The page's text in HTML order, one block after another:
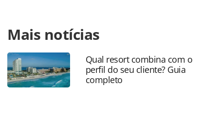
https://www.panrotas.com.br/aviacao/aeroportos/2020/
galeao-tera-reducao-de-90-no-total-de-voos_172266.html
ou as ferramentas oferecidas na página. Todo o conteúdo
produzido pela PANROTAS Editora é protegido pela
legislação brasileira sobre direito autoral. Não reproduza o
conteúdo sem autorização da PANROTAS Editora
Mais notícias
Qual resort combina com o
perfil do seu cliente? Guia
completo